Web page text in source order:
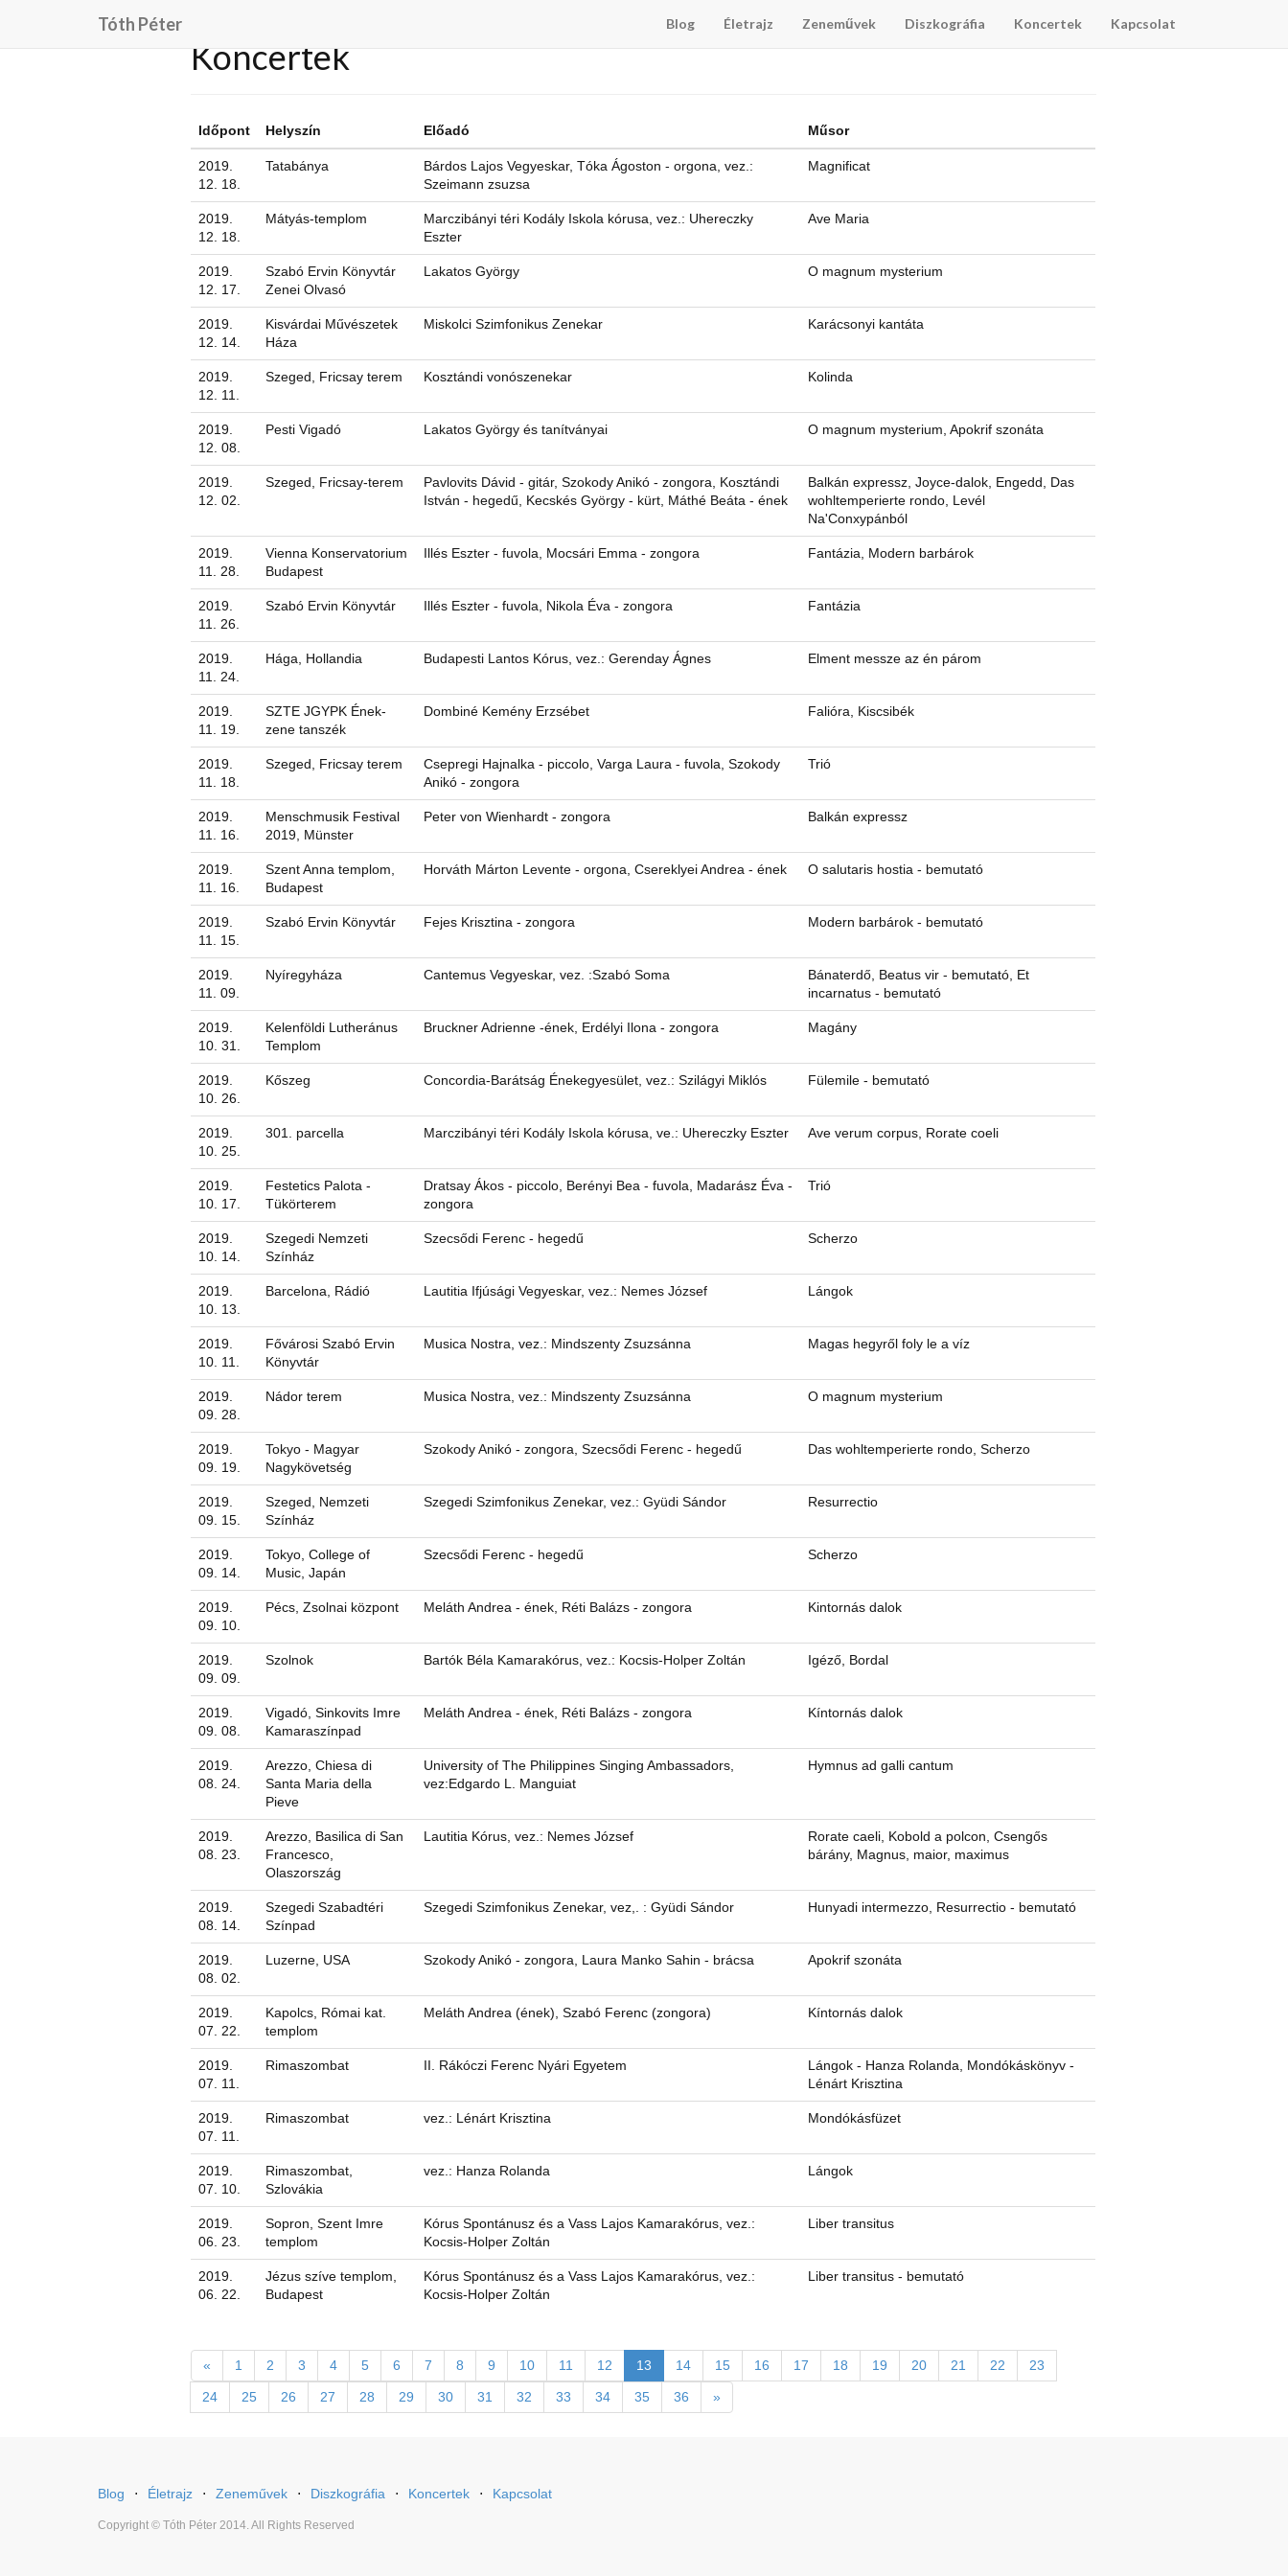
Tóth Péter Blog Életrajz Zeneművek Diszkográfia Koncertek Kapcsolat
Koncertek
Időpont Helyszín Előadó Műsor
2019.
12. 18.
Tatabánya
Bárdos Lajos Vegyeskar, Tóka Ágoston - orgona, vez.:
Szeimann zsuzsa
Magnificat
2019.
12. 18.
Mátyás-templom
Marczibányi téri Kodály Iskola kórusa, vez.: Uhereczky
Eszter
Ave Maria
2019.
12. 17.
Szabó Ervin Könyvtár
Zenei Olvasó
Lakatos György O magnum mysterium
2019.
12. 14.
Kisvárdai Művészetek
Háza
Miskolci Szimfonikus Zenekar Karácsonyi kantáta
2019.
12. 11.
Szeged, Fricsay terem Kosztándi vonószenekar Kolinda
2019.
12. 08.
Pesti Vigadó Lakatos György és tanítványai O magnum mysterium, Apokrif szonáta
2019.
12. 02.
Szeged, Fricsay-terem
Pavlovits Dávid - gitár, Szokody Anikó - zongora, Kosztándi
István - hegedű, Kecskés György - kürt, Máthé Beáta - ének
Balkán expressz, Joyce-dalok, Engedd, Das
wohltemperierte rondo, Levél
Na'Conxypánból
2019.
11. 28.
Vienna Konservatorium
Budapest
Illés Eszter - fuvola, Mocsári Emma - zongora Fantázia, Modern barbárok
2019.
11. 26.
Szabó Ervin Könyvtár Illés Eszter - fuvola, Nikola Éva - zongora Fantázia
2019.
11. 24.
Hága, Hollandia Budapesti Lantos Kórus, vez.: Gerenday Ágnes Elment messze az én párom
2019.
11. 19.
SZTE JGYPK Ének-
zene tanszék
Dombiné Kemény Erzsébet Falióra, Kiscsibék
2019.
11. 18.
Szeged, Fricsay terem
Csepregi Hajnalka - piccolo, Varga Laura - fuvola, Szokody
Anikó - zongora
Trió
2019.
11. 16.
Menschmusik Festival
2019, Münster
Peter von Wienhardt - zongora Balkán expressz
2019.
11. 16.
Szent Anna templom,
Budapest
Horváth Márton Levente - orgona, Csereklyei Andrea - ének O salutaris hostia - bemutató
2019.
11. 15.
Szabó Ervin Könyvtár Fejes Krisztina - zongora Modern barbárok - bemutató
2019.
11. 09.
Nyíregyháza Cantemus Vegyeskar, vez. :Szabó Soma
Bánaterdő, Beatus vir - bemutató, Et
incarnatus - bemutató
2019.
10. 31.
Kelenföldi Lutheránus
Templom
Bruckner Adrienne -ének, Erdélyi Ilona - zongora Magány
2019.
10. 26.
Kőszeg Concordia-Barátság Énekegyesület, vez.: Szilágyi Miklós Fülemile - bemutató
2019.
10. 25.
301. parcella Marczibányi téri Kodály Iskola kórusa, ve.: Uhereczky Eszter Ave verum corpus, Rorate coeli
2019.
10. 17.
Festetics Palota -
Tükörterem
Dratsay Ákos - piccolo, Berényi Bea - fuvola, Madarász Éva -
zongora
Trió
2019.
10. 14.
Szegedi Nemzeti
Színház
Szecsődi Ferenc - hegedű Scherzo
2019.
10. 13.
Barcelona, Rádió Lautitia Ifjúsági Vegyeskar, vez.: Nemes József Lángok
2019.
10. 11.
Fővárosi Szabó Ervin
Könyvtár
Musica Nostra, vez.: Mindszenty Zsuzsánna Magas hegyről foly le a víz
2019.
09. 28.
Nádor terem Musica Nostra, vez.: Mindszenty Zsuzsánna O magnum mysterium
2019.
09. 19.
Tokyo - Magyar
Nagykövetség
Szokody Anikó - zongora, Szecsődi Ferenc - hegedű Das wohltemperierte rondo, Scherzo
2019.
09. 15.
Szeged, Nemzeti
Színház
Szegedi Szimfonikus Zenekar, vez.: Gyüdi Sándor Resurrectio
2019.
09. 14.
Tokyo, College of
Music, Japán
Szecsődi Ferenc - hegedű Scherzo
2019.
09. 10.
Pécs, Zsolnai központ Meláth Andrea - ének, Réti Balázs - zongora Kintornás dalok
2019.
09. 09.
Szolnok Bartók Béla Kamarakórus, vez.: Kocsis-Holper Zoltán Igéző, Bordal
2019.
09. 08.
Vigadó, Sinkovits Imre
Kamaraszínpad
Meláth Andrea - ének, Réti Balázs - zongora Kíntornás dalok
2019.
08. 24.
Arezzo, Chiesa di
Santa Maria della
Pieve
University of The Philippines Singing Ambassadors,
vez:Edgardo L. Manguiat
Hymnus ad galli cantum
2019.
08. 23.
Arezzo, Basilica di San
Francesco,
Olaszország
Lautitia Kórus, vez.: Nemes József
Rorate caeli, Kobold a polcon, Csengős
bárány, Magnus, maior, maximus
2019.
08. 14.
Szegedi Szabadtéri
Színpad
Szegedi Szimfonikus Zenekar, vez,. : Gyüdi Sándor Hunyadi intermezzo, Resurrectio - bemutató
2019.
08. 02.
Luzerne, USA Szokody Anikó - zongora, Laura Manko Sahin - brácsa Apokrif szonáta
2019.
07. 22.
Kapolcs, Római kat.
templom
Meláth Andrea (ének), Szabó Ferenc (zongora) Kíntornás dalok
2019.
07. 11.
Rimaszombat II. Rákóczi Ferenc Nyári Egyetem
Lángok - Hanza Rolanda, Mondókáskönyv -
Lénárt Krisztina
2019.
07. 11.
Rimaszombat vez.: Lénárt Krisztina Mondókásfüzet
2019.
07. 10.
Rimaszombat,
Szlovákia
vez.: Hanza Rolanda Lángok
2019.
06. 23.
Sopron, Szent Imre
templom
Kórus Spontánusz és a Vass Lajos Kamarakórus, vez.:
Kocsis-Holper Zoltán
Liber transitus
2019.
06. 22.
Jézus szíve templom,
Budapest
Kórus Spontánusz és a Vass Lajos Kamarakórus, vez.:
Kocsis-Holper Zoltán
Liber transitus - bemutató
« 1 2 3 4 5 6 7 8 9 10 11 12 13 14 15 16 17 18 19 20 21 22 23
24 25 26 27 28 29 30 31 32 33 34 35 36 »
Blog ⋅ Életrajz ⋅ Zeneművek ⋅ Diszkográfia ⋅ Koncertek ⋅ Kapcsolat
Copyright © Tóth Péter 2014. All Rights Reserved